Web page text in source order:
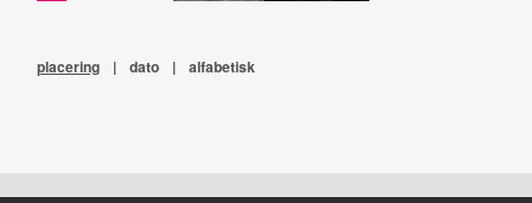
placering | dato | alfabetisk